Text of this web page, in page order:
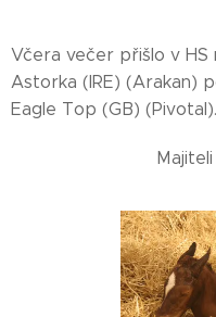
Včera večer přišlo v HS
Astorka (IRE) (Arakan)
Eagle Top (GB)